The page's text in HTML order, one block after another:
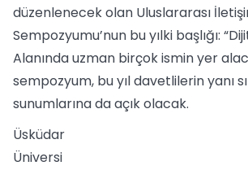
düzenlenecek olan Uluslararası
Sempozyumu’nun bu yılki başlığı:
Alanında uzman birçok ismin yer
sempozyum, bu yıl davetlilerin yanı
sunumlarına da açık olacak.
Üsküdar
Üniversi